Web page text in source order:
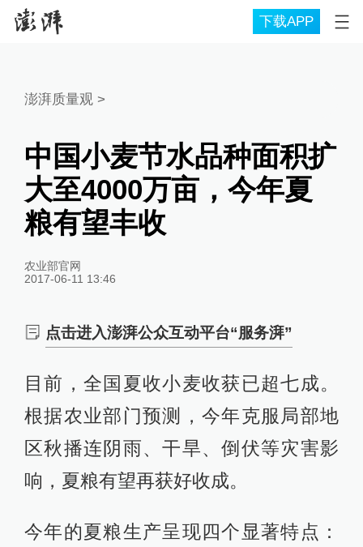
下载APP
澎湃质量观>
中国小麦节水品种面积扩
大至4000万亩，今年夏
粮有望丰收
农业部官网
2017-06-11 13:46
点击进入澎湃公众互动平台“服务湃”
目前，全国夏收小麦收获已超七成。
根据农业部门预测，今年克服局部地
区秋播连阴雨、干旱、倒伏等灾害影
响，夏粮有望再获好收成。
今年的夏粮生产呈现四个显著特点：